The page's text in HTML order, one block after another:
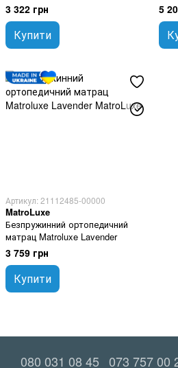
3 322 грн
Купити
5
Артикул: 21112485-00000
MatroLuxe
Безпружинний ортопедичний
матрац Matroluxe Lavender
3 759 грн
Купити
080 031 08 45 073 757 00